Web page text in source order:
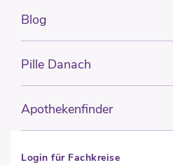
Blog
Pille Danach
Apothekenfinder
Login für Fachkreise